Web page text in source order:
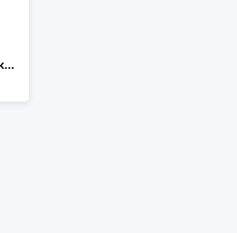
Jamara Projektor LED w kolorze czarno-żółtym rozmiar: onesize